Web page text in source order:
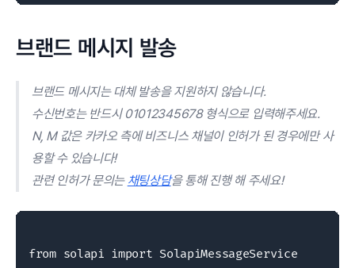
브랜드 메시지 발송
브랜드 메시지는 대체 발송을 지원하지 않습니다.
수신번호는 반드시 01012345678 형식으로 입력해주세요.
N, M 값은 카카오 측에 비즈니스 채널이 인허가 된 경우에만 사
용할 수 있습니다!
관련 인허가 문의는 채팅상담을 통해 진행 해 주세요!
from solapi import SolapiMessageService